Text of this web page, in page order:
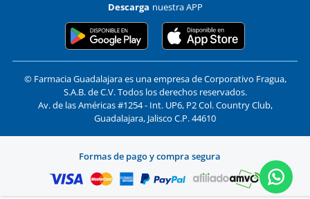
Descarga nuestra APP
© Farmacia Guadalajara es una empresa de Corporativo Fragua,
S.A.B. de C.V. Todos los derechos reservados.
Av. de las Américas #1254 - Int. UP6, P2 Col. Country Club,
Guadalajara, Jalisco C.P. 44610
Formas de pago y compra segura